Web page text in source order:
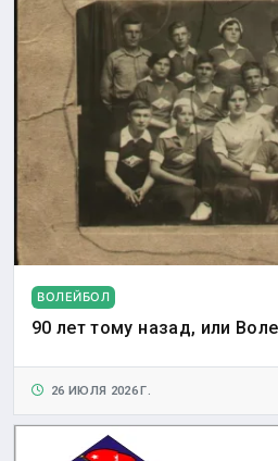
ВОЛЕЙБОЛ
90 лет тому назад, или
26 ИЮЛЯ 2026 Г.